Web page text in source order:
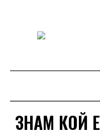
ЗНАМ КОЙ